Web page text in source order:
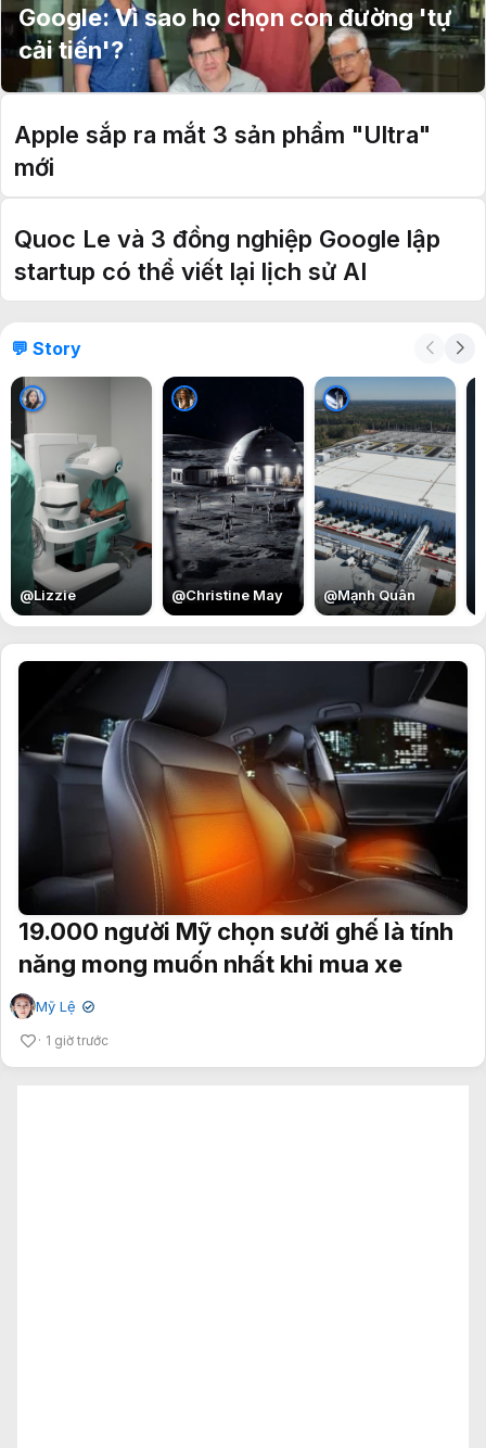
Google: Vì sao họ chọn con đường 'tự
cải tiến'?
Apple sắp ra mắt 3 sản phẩm "Ultra"
mới
Quoc Le và 3 đồng nghiệp Google lập
startup có thể viết lại lịch sử AI
💬 Story
@Lizzie @Christine May @Mạnh Quân
19.000 người Mỹ chọn sưởi ghế là tính
năng mong muốn nhất khi mua xe
Mỹ Lệ ✔
1 giờ trước